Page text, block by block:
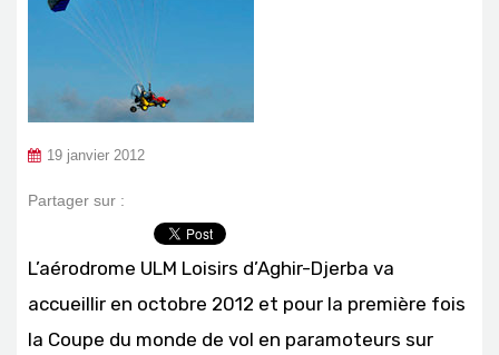
19 janvier 2012
Partager sur :
L’aérodrome ULM Loisirs d’Aghir-Djerba va
accueillir en octobre 2012 et pour la première fois
la Coupe du monde de vol en paramoteurs sur